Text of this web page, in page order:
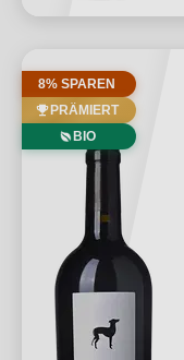
8% SPAREN
PRÄMIERT
BIO